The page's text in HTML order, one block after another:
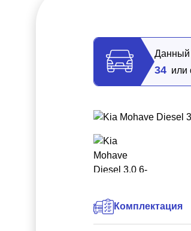
Данный
34 или
Комплектация